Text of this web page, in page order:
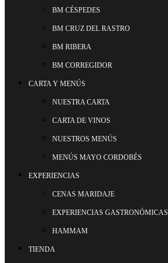
BM CÉSPEDES
BM CRUZ DEL RASTRO
BM RIBERA
BM CORREGIDOR
CARTA Y MENÚS
NUESTRA CARTA
CARTA DE VINOS
NUESTROS MENÚS
MENÚS MAYO CORDOBÉS
EXPERIENCIAS
CENAS MARIDAJE
EXPERIENCIAS GASTRONÓMICAS
HAMMAM
TIENDA